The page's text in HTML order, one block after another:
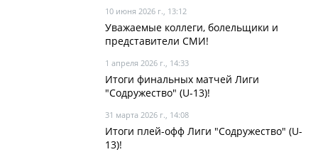
10 июня 2026 г., 13:12
Уважаемые коллеги, болельщики и
представители СМИ!
1 апреля 2026 г., 14:33
Итоги финальных матчей Лиги
"Содружество" (U-13)!
31 марта 2026 г., 14:08
Итоги плей-офф Лиги "Содружество" (U-
13)!